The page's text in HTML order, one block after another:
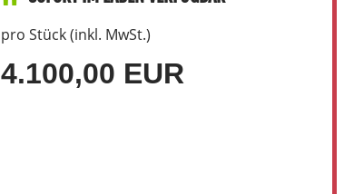
pro Stück (inkl. MwSt.)
4.100,00 EUR